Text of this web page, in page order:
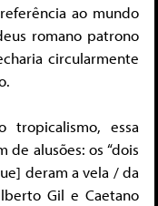
ao mundo
romano patrono
circularmente
tropicalismo, essa
de alusões: os “dois
deram a vela / da
Gil e Caetano